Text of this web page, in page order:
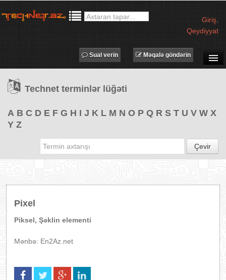
Giriş
Qeydiyyat
TƏDBİRLƏR
PROQRAMLAR
Məqalə göndərin
Sual verin
Technet terminlər lüğəti
A B C D E F G H I J K L M N O P Q R S T U V W X
Y Z
Çevir
Pixel
Piksel, Şəklin elementi
Mənbə: En2Az.net